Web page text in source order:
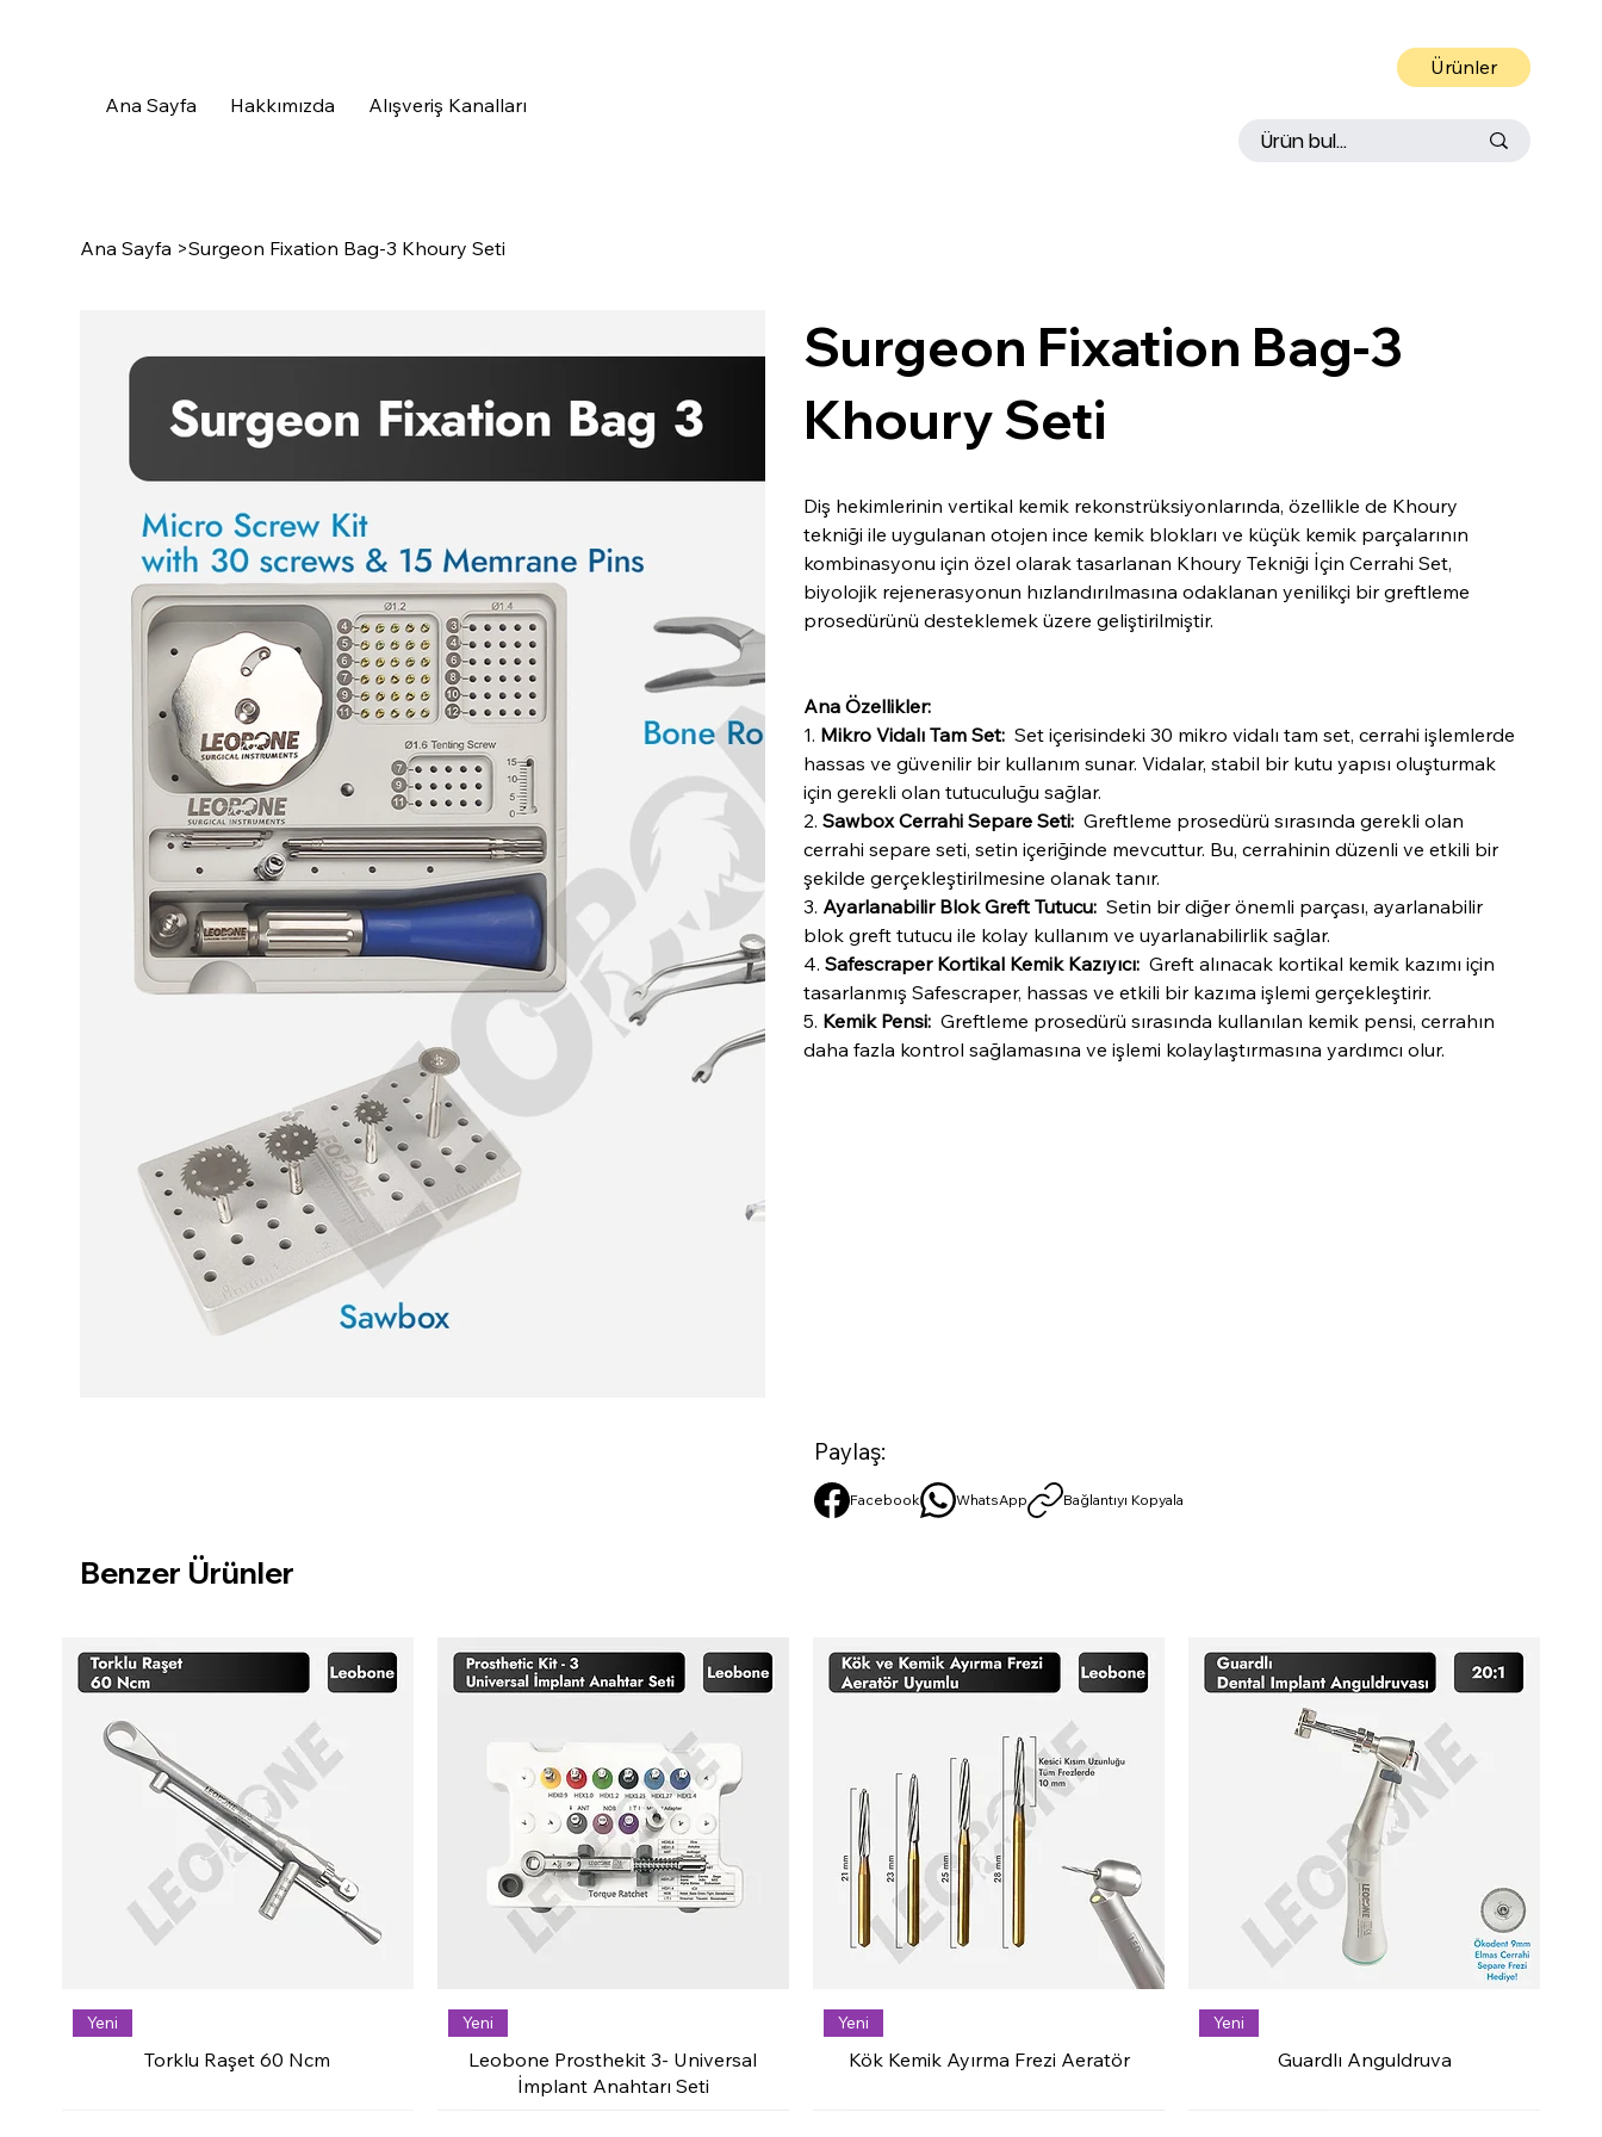
Ana Sayfa Hakkımızda Alışveriş Kanalları
Ürünler
Ana Sayfa >Surgeon Fixation Bag-3 Khoury Seti
Surgeon Fixation Bag-3
Khoury Seti
Diş hekimlerinin vertikal kemik rekonstrüksiyonlarında, özellikle de Khoury
tekniği ile uygulanan otojen ince kemik blokları ve küçük kemik parçalarının
kombinasyonu için özel olarak tasarlanan Khoury Tekniği İçin Cerrahi Set,
biyolojik rejenerasyonun hızlandırılmasına odaklanan yenilikçi bir greftleme
prosedürünü desteklemek üzere geliştirilmiştir.
Ana Özellikler:
1. Mikro Vidalı Tam Set:Set içerisindeki 30 mikro vidalı tam set, cerrahi işlemlerde
hassas ve güvenilir bir kullanım sunar. Vidalar, stabil bir kutu yapısı oluşturmak
için gerekli olan tutuculuğu sağlar.
2. Sawbox Cerrahi Separe Seti:Greftleme prosedürü sırasında gerekli olan
cerrahi separe seti, setin içeriğinde mevcuttur. Bu, cerrahinin düzenli ve etkili bir
şekilde gerçekleştirilmesine olanak tanır.
3. Ayarlanabilir Blok Greft Tutucu:Setin bir diğer önemli parçası, ayarlanabilir
blok greft tutucu ile kolay kullanım ve uyarlanabilirlik sağlar.
4. Safescraper Kortikal Kemik Kazıyıcı:Greft alınacak kortikal kemik kazımı için
tasarlanmış Safescraper, hassas ve etkili bir kazıma işlemi gerçekleştirir.
5. Kemik Pensi:Greftleme prosedürü sırasında kullanılan kemik pensi, cerrahın
daha fazla kontrol sağlamasına ve işlemi kolaylaştırmasına yardımcı olur.
Benzer Ürünler
Yeni
Torklu Raşet 60 Ncm
Yeni
Leobone Prosthekit 3- Universal
İmplant Anahtarı Seti
Yeni
Kök Kemik Ayırma Frezi Aeratör
Yeni
Guardlı Anguldruva
Paylaş:
Facebook WhatsApp Bağlantıyı Kopyala